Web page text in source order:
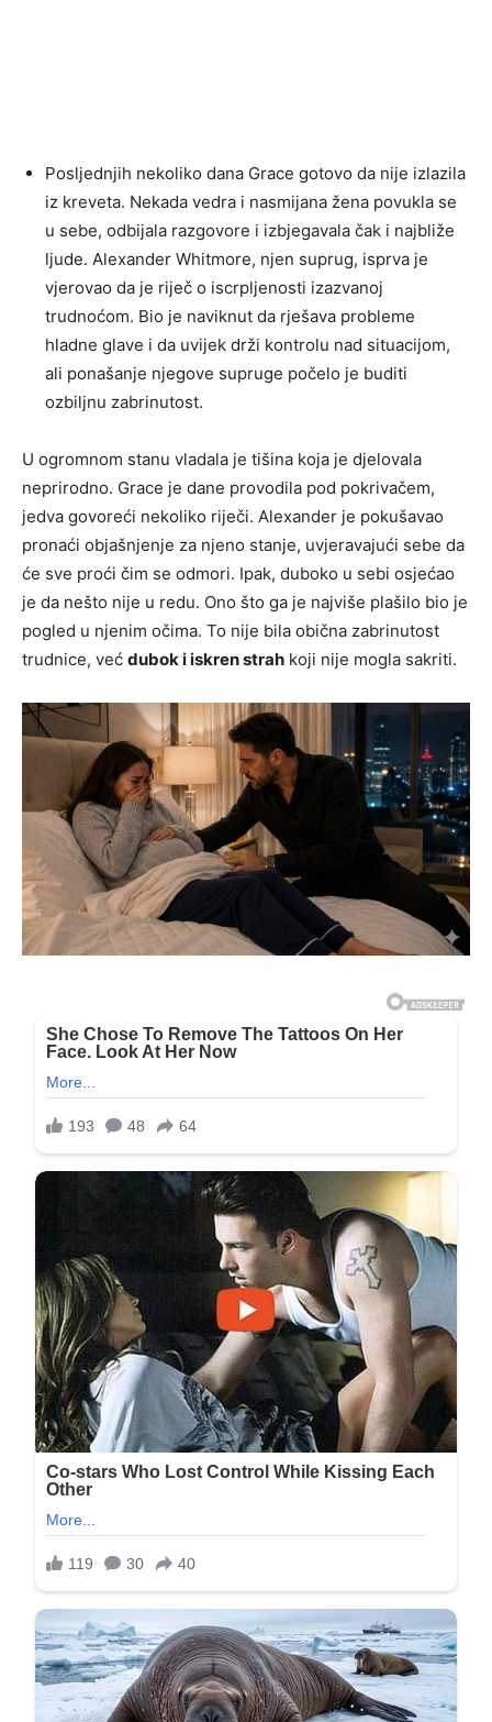
Posljednjih nekoliko dana Grace gotovo da nije izlazila
iz kreveta. Nekada vedra i nasmijana žena povukla se
u sebe, odbijala razgovore i izbjegavala čak i najbliže
ljude. Alexander Whitmore, njen suprug, isprva je
vjerovao da je riječ o iscrpljenosti izazvanoj
trudnoćom. Bio je naviknut da rješava probleme
hladne glave i da uvijek drži kontrolu nad situacijom,
ali ponašanje njegove supruge počelo je buditi
ozbiljnu zabrinutost.
U ogromnom stanu vladala je tišina koja je djelovala
neprirodno. Grace je dane provodila pod pokrivačem,
jedva govoreći nekoliko riječi. Alexander je pokušavao
pronaći objašnjenje za njeno stanje, uvjeravajući sebe da
će sve proći čim se odmori. Ipak, duboko u sebi osjećao
je da nešto nije u redu. Ono što ga je najviše plašilo bio je
pogled u njenim očima. To nije bila obična zabrinutost
trudnice, već dubok i iskren strah koji nije mogla sakriti.